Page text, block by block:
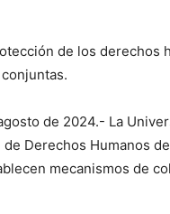
de los derechos
de 2024.- La
Derechos Humanos
mecanismos de